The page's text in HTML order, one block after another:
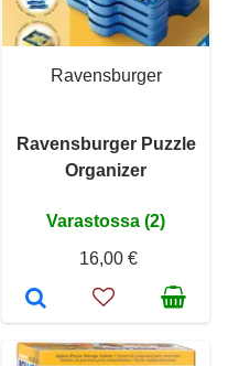
Ravensburger
Ravensburger Puzzle
Organizer
Varastossa (2)
16,00 €